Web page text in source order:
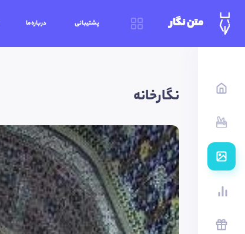
متن نگار پشتیبانی درباره‌ما
نگارخانه